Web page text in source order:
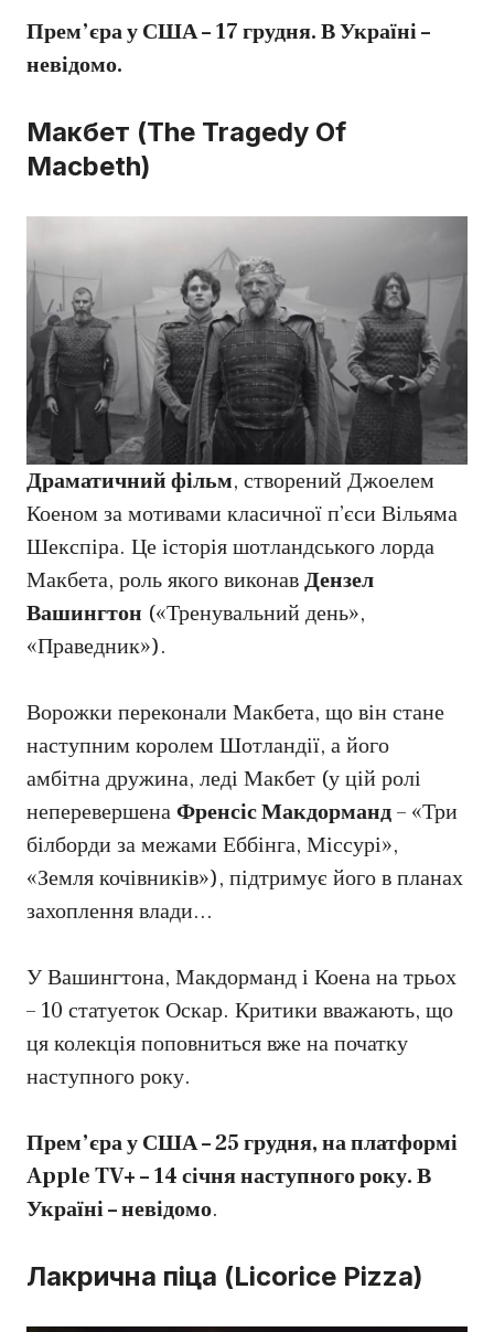
Прем’єра у США – 17 грудня. В Україні –
невідомо.
Макбет (The Tragedy Of
Macbeth)
Драматичний фільм, створений Джоелем
Коеном за мотивами класичної п’єси Вільяма
Шекспіра. Це історія шотландського лорда
Макбета, роль якого виконавДензел
Вашингтон («Тренувальний день»,
«Праведник»).
Ворожки переконали Макбета, що він стане
наступним королем Шотландії, а його
амбітна дружина, леді Макбет (у цій ролі
неперевершенаФренсіс Макдорманд– «Три
білборди за межами Еббінга, Міссурі»,
«Земля кочівників»), підтримує його в планах
захоплення влади…
У Вашингтона, Макдорманд і Коена на трьох
– 10 статуеток Оскар. Критики вважають, що
ця колекція поповниться вже на початку
наступного року.
Прем’єра у США – 25 грудня, на платформі
Apple TV+ – 14 січня наступного року. В
Україні – невідомо.
Лакрична піца (Licorice Pizza)